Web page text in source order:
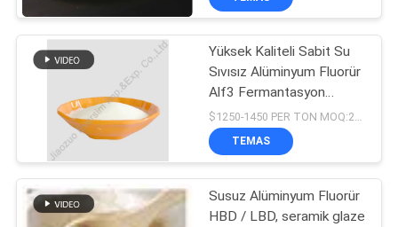
Yüksek Kaliteli Sabit Su
Sıvısız Alüminyum Fluorür
Alf3 Fermantasyon
Engelleyici
TEMAS
Susuz Alüminyum Fluorür
HBD / LBD, seramik glaze